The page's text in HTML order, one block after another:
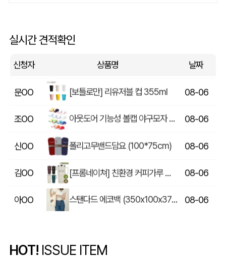
실시간 견적확인
신청자 상품명 날짜
민OO
도OO 프루츠 포켓 바쿠백 08-06
문OO [보틀로만] 리유저블 컵 355ml 08-06
조OO 08-06
신OO 폴리고무밴드담요 (100*75cm) 08-06
김OO 08-06
아OO 08-06
KOO
HOT! ISSUE ITEM